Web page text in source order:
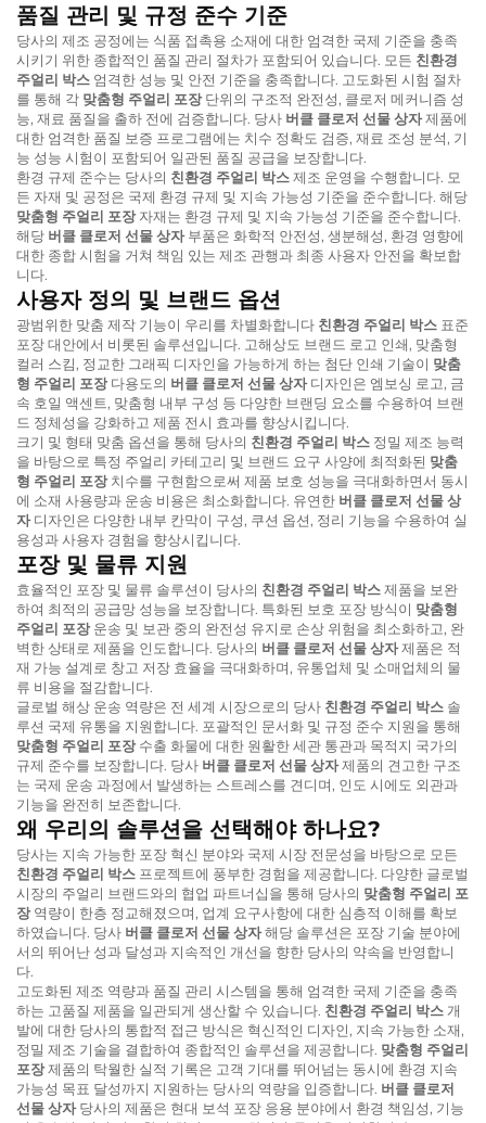
품질 관리 및 규정 준수 기준
당사의 제조 공정에는 식품 접촉용 소재에 대한 엄격한 국제 기준을 충족
시키기 위한 종합적인 품질 관리 절차가 포함되어 있습니다. 모든 친환경
주얼리 박스 엄격한 성능 및 안전 기준을 충족합니다. 고도화된 시험 절차
를 통해 각 맞춤형 주얼리 포장단위의 구조적 완전성, 클로저 메커니즘 성
능, 재료 품질을 출하 전에 검증합니다. 당사 버클 클로저 선물 상자제품에
대한 엄격한 품질 보증 프로그램에는 치수 정확도 검증, 재료 조성 분석, 기
능 성능 시험이 포함되어 일관된 품질 공급을 보장합니다.
환경 규제 준수는 당사의 친환경 주얼리 박스제조 운영을 수행합니다. 모
든 자재 및 공정은 국제 환경 규제 및 지속 가능성 기준을 준수합니다. 해당
맞춤형 주얼리 포장자재는 환경 규제 및 지속 가능성 기준을 준수합니다.
해당 버클 클로저 선물 상자부품은 화학적 안전성, 생분해성, 환경 영향에
대한 종합 시험을 거쳐 책임 있는 제조 관행과 최종 사용자 안전을 확보합
니다.
사용자 정의 및 브랜드 옵션
광범위한 맞춤 제작 기능이 우리를 차별화합니다 친환경 주얼리 박스 표준
포장 대안에서 비롯된 솔루션입니다. 고해상도 브랜드 로고 인쇄, 맞춤형
컬러 스킴, 정교한 그래픽 디자인을 가능하게 하는 첨단 인쇄 기술이 맞춤
형 주얼리 포장다용도의 버클 클로저 선물 상자디자인은 엠보싱 로고, 금
속 호일 액센트, 맞춤형 내부 구성 등 다양한 브랜딩 요소를 수용하여 브랜
드 정체성을 강화하고 제품 전시 효과를 향상시킵니다.
크기 및 형태 맞춤 옵션을 통해 당사의 친환경 주얼리 박스 정밀 제조 능력
을 바탕으로 특정 주얼리 카테고리 및 브랜드 요구 사양에 최적화된 맞춤
형 주얼리 포장치수를 구현함으로써 제품 보호 성능을 극대화하면서 동시
에 소재 사용량과 운송 비용은 최소화합니다. 유연한 버클 클로저 선물 상
자디자인은 다양한 내부 칸막이 구성, 쿠션 옵션, 정리 기능을 수용하여 실
용성과 사용자 경험을 향상시킵니다.
포장 및 물류 지원
효율적인 포장 및 물류 솔루션이 당사의 친환경 주얼리 박스제품을 보완
하여 최적의 공급망 성능을 보장합니다. 특화된 보호 포장 방식이 맞춤형
주얼리 포장운송 및 보관 중의 완전성 유지로 손상 위험을 최소화하고, 완
벽한 상태로 제품을 인도합니다. 당사의 버클 클로저 선물 상자제품은 적
재 가능 설계로 창고 저장 효율을 극대화하며, 유통업체 및 소매업체의 물
류 비용을 절감합니다.
글로벌 해상 운송 역량은 전 세계 시장으로의 당사 친환경 주얼리 박스 솔
루션 국제 유통을 지원합니다. 포괄적인 문서화 및 규정 준수 지원을 통해
맞춤형 주얼리 포장수출 화물에 대한 원활한 세관 통관과 목적지 국가의
규제 준수를 보장합니다. 당사 버클 클로저 선물 상자제품의 견고한 구조
는 국제 운송 과정에서 발생하는 스트레스를 견디며, 인도 시에도 외관과
기능을 완전히 보존합니다.
왜 우리의 솔루션을 선택해야 하나요?
당사는 지속 가능한 포장 혁신 분야와 국제 시장 전문성을 바탕으로 모든
친환경 주얼리 박스 프로젝트에 풍부한 경험을 제공합니다. 다양한 글로벌
시장의 주얼리 브랜드와의 협업 파트너십을 통해 당사의 맞춤형 주얼리 포
장역량이 한층 정교해졌으며, 업계 요구사항에 대한 심층적 이해를 확보
하였습니다. 당사 버클 클로저 선물 상자해당 솔루션은 포장 기술 분야에
서의 뛰어난 성과 달성과 지속적인 개선을 향한 당사의 약속을 반영합니
다.
고도화된 제조 역량과 품질 관리 시스템을 통해 엄격한 국제 기준을 충족
하는 고품질 제품을 일관되게 생산할 수 있습니다. 친환경 주얼리 박스 개
발에 대한 당사의 통합적 접근 방식은 혁신적인 디자인, 지속 가능한 소재,
정밀 제조 기술을 결합하여 종합적인 솔루션을 제공합니다. 맞춤형 주얼리
포장제품의 탁월한 실적 기록은 고객 기대를 뛰어넘는 동시에 환경 지속
가능성 목표 달성까지 지원하는 당사의 역량을 입증합니다. 버클 클로저
선물 상자당사의 제품은 현대 보석 포장 응용 분야에서 환경 책임성, 기능